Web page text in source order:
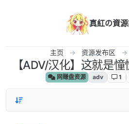
真紅の資
主页 资源发布区
【ADV/汉化】这就是
网赚盘资源 adv 1